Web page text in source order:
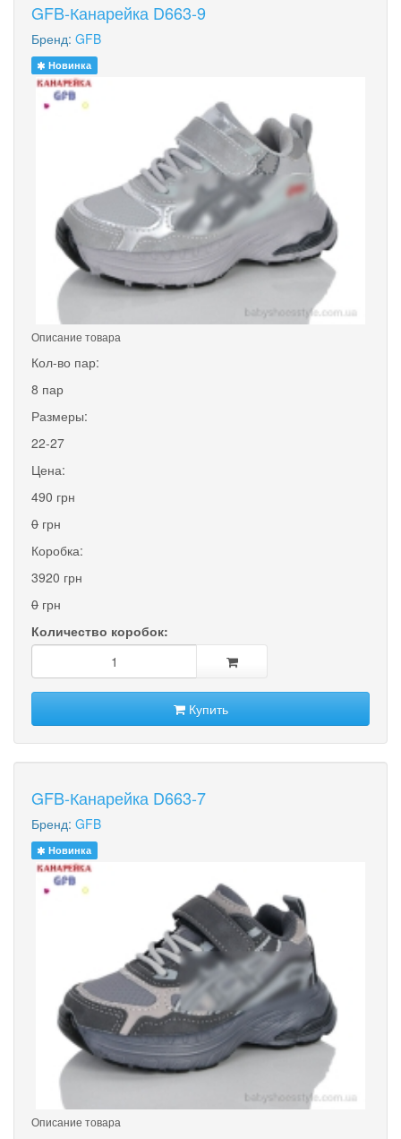
GFB-Канарейка D663-9
Бренд: GFB
Новинка
Описание товара
Кол-во пар:
8 пар
Размеры:
22-27
Цена:
490 грн
0 грн
Коробка:
3920 грн
0 грн
Количество коробок:
Купить
GFB-Канарейка D663-7
Бренд: GFB
Новинка
Описание товара